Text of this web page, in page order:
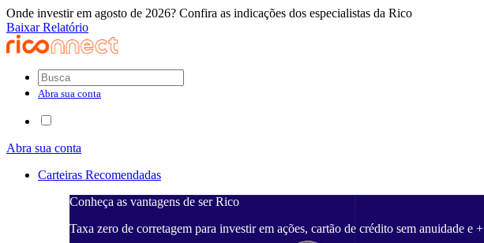
Onde investir em agosto de 2026? Confira as indicações dos especialistas da Rico
Baixar Relatório
Abra sua conta
Abra sua conta
Carteiras Recomendadas
Conheça as vantagens de ser Rico
Taxa zero de corretagem para investir em ações, cartão de crédito sem anuidade e +